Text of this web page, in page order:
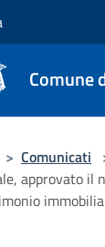
Comune
> Comunicati
approvato il